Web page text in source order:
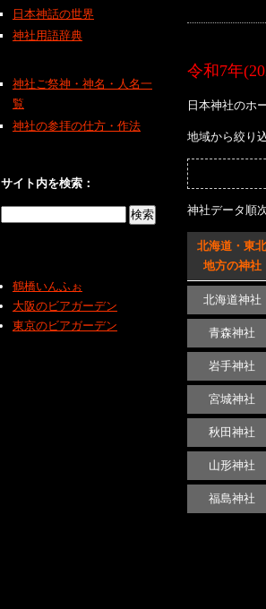
令和7年
日本神社のホ
地域から絞り
神社データ順
北海道・東北
地方の神社
北海道神社
青森神社
岩手神社
宮城神社
秋田神社
山形神社
福島神社
日本神話の世界
神社用語辞典
神社ご祭神・神名・人名一
覧
神社の参拝の仕方・作法
サイト内を検索：
鶴橋いんふぉ
大阪のビアガーデン
東京のビアガーデン